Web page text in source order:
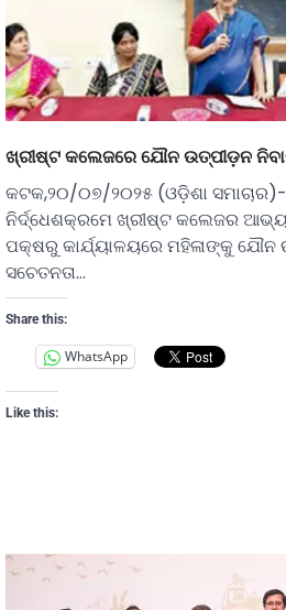
ଖ୍ରୀଷ୍ଟ କଲେଜରେ ଯୌନ ଉତ୍ପୀଡ଼ନ
କଟକ,୨୦/୦୭/୨୦୨୫ (ଓଡ଼ିଶା
ନିର୍ଦ୍ଧେଶକ୍ରମେ ଖ୍ରୀଷ୍ଟ କଲେଜର
ପକ୍ଷରୁ କାର୍ଯ୍ୟାଳୟରେ ମହିଳାଙ୍କୁ ଯୌନ
ସଚେତନତା…
Share this:
WhatsApp
Like this: